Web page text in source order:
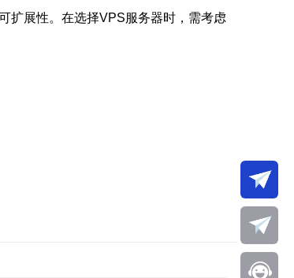
扩展性。在选择VPS服务器时，需考虑